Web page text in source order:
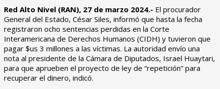
Red Alto Nivel (RAN), 27 de marzo 2024.- El procurador
General del Estado, César Siles, informó que hasta la fecha
registraron ocho sentencias perdidas en la Corte
Interamericana de Derechos Humanos (CIDH) y tuvieron que
pagar $us 3 millones a las víctimas. La autoridad envío una
nota al presidente de la Cámara de Diputados, Israel Huaytari,
para que aprueben el proyecto de ley de “repetición” para
recuperar el dinero, indicó.